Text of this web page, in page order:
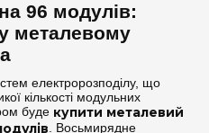
96 модулів:
металевому
електророзподілу, що
кількості модульних
буде купити металевий
. Восьмирядне